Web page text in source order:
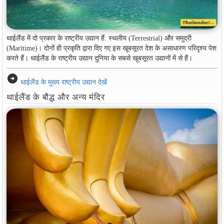
थाईलैंड में दो प्रकार के राष्ट्रीय उद्यान हैं: स्थलीय (Terrestrial) और समुद्री
(Maritime)। दोनों ही प्रकृति द्वारा दिए गए इस खूबसूरत देश के असाधारण परिदृश्य पेश
करते हैं। थाईलैंड के राष्ट्रीय उद्यान दुनिया के सबसे खूबसूरत उद्यानों में से हैं।
arrow_circle_right थाईलैंड के मुख्य राष्ट्रीय उद्यान देखें
थाईलैंड के बौद्ध और अन्य मंदिर